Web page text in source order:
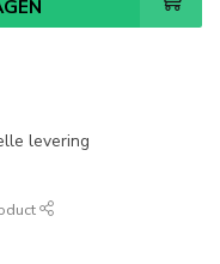
levering